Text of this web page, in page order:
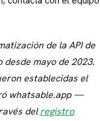
de la API de
mayo de 2023.
establecidas el
whatsable.app —
delregistro